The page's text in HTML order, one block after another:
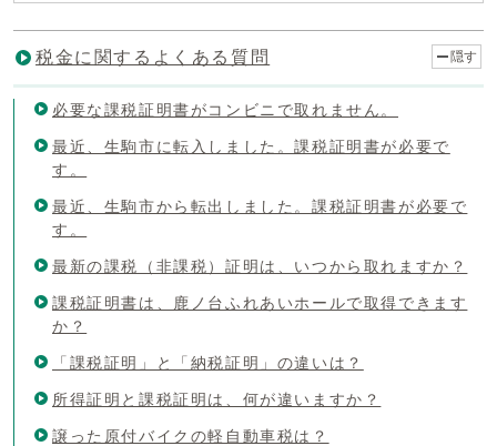
税金に関するよくある質問 隠す
必要な課税証明書がコンビニで取れません。
最近、生駒市に転入しました。課税証明書が必要で
す。
最近、生駒市から転出しました。課税証明書が必要で
す。
最新の課税（非課税）証明は、いつから取れますか？
課税証明書は、鹿ノ台ふれあいホールで取得できます
か？
「課税証明」と「納税証明」の違いは？
所得証明と課税証明は、何が違いますか？
譲った原付バイクの軽自動車税は？